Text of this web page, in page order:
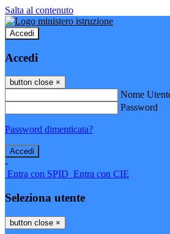
Salta al contenuto
Accedi
Accedi
button close ×
Nome
Password
Password dimenticata?
-
Entra con SPID Entra con CIE
Seleziona utente
button close ×